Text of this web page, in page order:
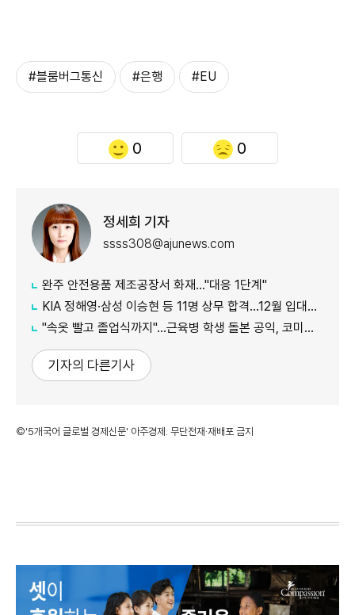
#블룸버그통신 #은행 #EU
0 0
정세희 기자
ssss308@ajunews.com
완주 안전용품 제조공장서 화재…"대응 1단계"
KIA 정해영·삼성 이승현 등 11명 상무 합격…12월 입대해 2028년 6월 전역
"속옷 빨고 졸업식까지"…근육병 학생 돌본 공익, 코미디언 김규원이었다
기자의 다른기사
©'5개국어 글로벌 경제신문' 아주경제. 무단전재·재배포 금지